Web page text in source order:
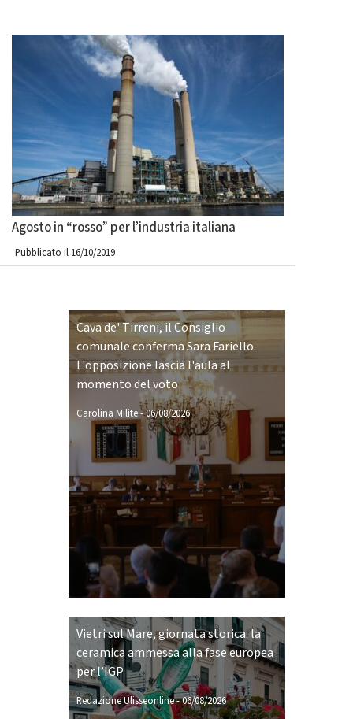
Agosto in “rosso” per l’industria italiana
Pubblicato il 16/10/2019
Cava de' Tirreni, il Consiglio
comunale conferma Sara Fariello.
L'opposizione lascia l'aula al
momento del voto
Carolina Milite-06/08/2026
Vietri sul Mare, giornata storica: la
ceramica ammessa alla fase europea
per l’IGP
Redazione Ulisseonline-06/08/2026